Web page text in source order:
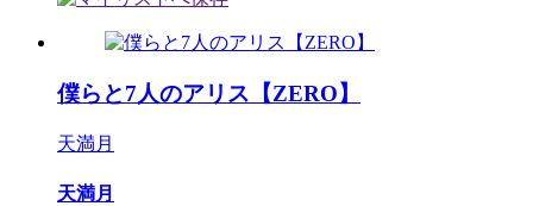
僕らと7人のアリス【ZERO】
天満月
天満月